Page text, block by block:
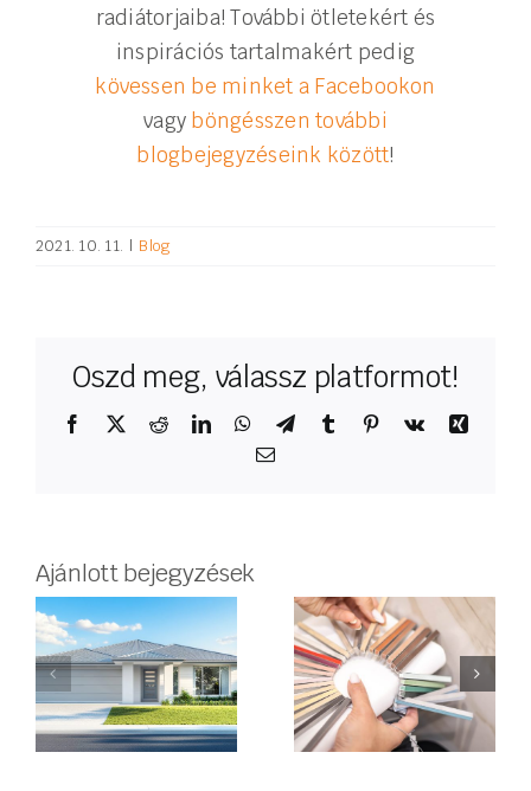
radiátorjaiba! További ötletekért és
inspirációs tartalmakért pedig
kövessen be minket a Facebookon
vagy böngésszen további
blogbejegyzéseink között!
2021. 10. 11. | Blog
Oszd meg, válassz platformot!
Facebook
X RedditLinkedInWhatsApp
TelegramTumblr Pinterest
Vk
Xing
Email:
Ajánlott bejegyzések
Hogyan
válasszunk
fugát? –
Praktikus
útmutató
SZÉP Kártya